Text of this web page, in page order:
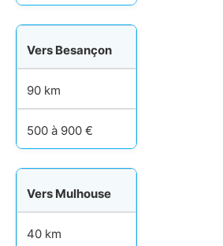
Vers Besançon
90 km
500 à 900 €
Vers Mulhouse
40 km